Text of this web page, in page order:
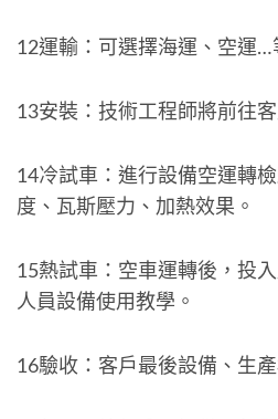
12運輸：可選擇海運、空運…
13安裝：技術工程師將前往
14冷試車：進行設備空運轉
度、瓦斯壓力、加熱效果。
15熱試車：空車運轉後，投
人員設備使用教學。
16驗收：客戶最後設備、生